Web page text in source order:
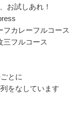
お試しあれ！
フカレーフルコース
三フルコース
とに
をなしています